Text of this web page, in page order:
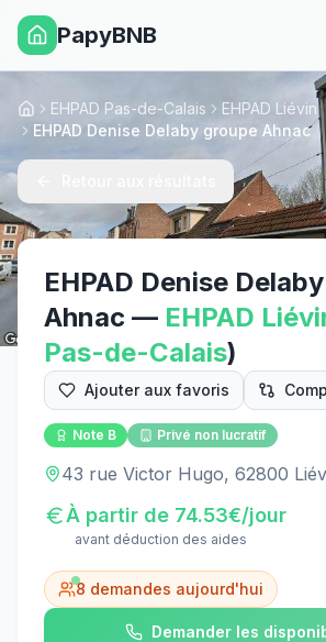
PapyBNB
AccueilEHPAD Pas-de-Calais
EHPAD Liévin
EHPAD Denise Delaby groupe Ahnac
EHPAD Denise
Ahnac — EHPAD
Pas-de-Calais)
Ajouter aux favoris
Note B Privé non lucratif
43 rue Victor Hugo, 62800
À partir de 74.53€/jour
avant déduction des aides
8 demandes aujourd'hui
Demander les